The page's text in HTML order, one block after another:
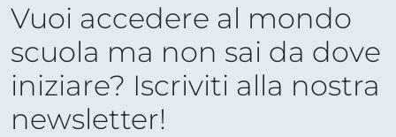
Vuoi accedere al mondo
scuola ma non sai da dove
iniziare? Iscriviti alla nostra
newsletter!